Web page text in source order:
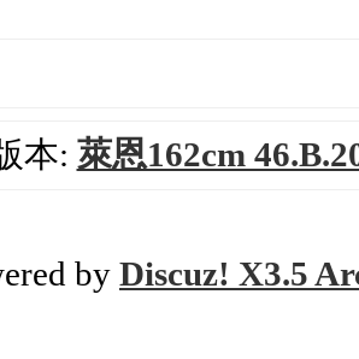
本: 萊恩162cm
by Discuz! X3.5